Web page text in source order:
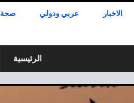
الاخبار عربي ودولي صحة
الرئيسية